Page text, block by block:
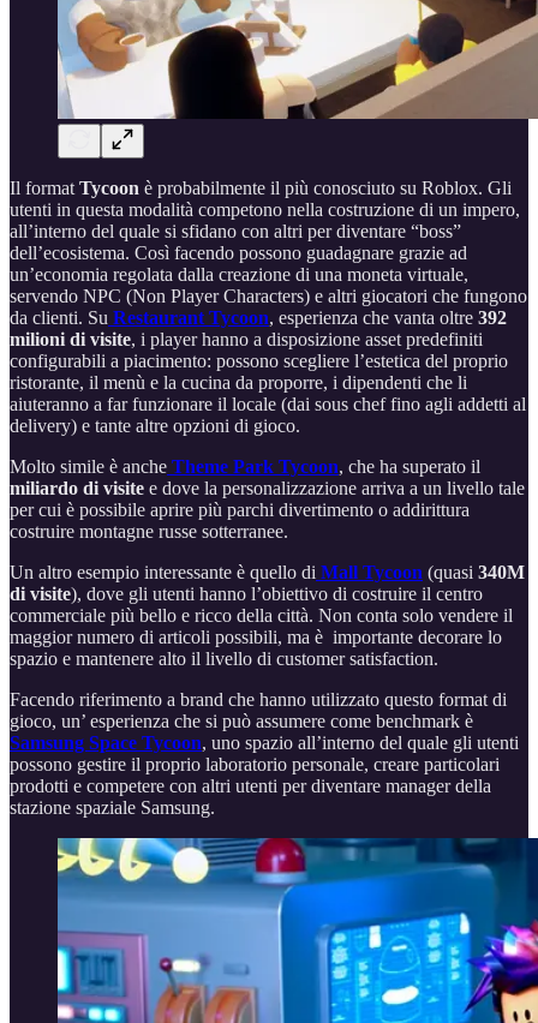
Il format Tycoon è probabilmente il più conosciuto su Roblox. Gli
utenti in questa modalità competono nella costruzione di un impero,
all’interno del quale si sfidano con altri per diventare “boss”
dell’ecosistema. Così facendo possono guadagnare grazie ad
un’economia regolata dalla creazione di una moneta virtuale,
servendo NPC (Non Player Characters) e altri giocatori che fungono
da clienti. Su Restaurant Tycoon, esperienza che vanta oltre 392
milioni di visite, i player hanno a disposizione asset predefiniti
configurabili a piacimento: possono scegliere l’estetica del proprio
ristorante, il menù e la cucina da proporre, i dipendenti che li
aiuteranno a far funzionare il locale (dai sous chef fino agli addetti al
delivery) e tante altre opzioni di gioco.
Molto simile è anche Theme Park Tycoon, che ha superato il
miliardo di visite e dove la personalizzazione arriva a un livello tale
per cui è possibile aprire più parchi divertimento o addirittura
costruire montagne russe sotterranee.
Un altro esempio interessante è quello di Mall Tycoon (quasi 340M
di visite), dove gli utenti hanno l’obiettivo di costruire il centro
commerciale più bello e ricco della città. Non conta solo vendere il
maggior numero di articoli possibili, ma è importante decorare lo
spazio e mantenere alto il livello di customer satisfaction.
Facendo riferimento a brand che hanno utilizzato questo format di
gioco, un’ esperienza che si può assumere come benchmark è
Samsung Space Tycoon, uno spazio all’interno del quale gli utenti
possono gestire il proprio laboratorio personale, creare particolari
prodotti e competere con altri utenti per diventare manager della
stazione spaziale Samsung.